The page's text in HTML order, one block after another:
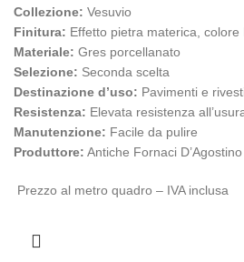
Collezione: Vesuvio
Finitura: Effetto pietra materica, colore
Materiale: Gres porcellanato
Selezione: Seconda scelta
Destinazione d’uso: Pavimenti e
Resistenza: Elevata resistenza
Manutenzione: Facile da pulire
Produttore: Antiche Fornaci
Prezzo al metro quadro – IVA inclusa